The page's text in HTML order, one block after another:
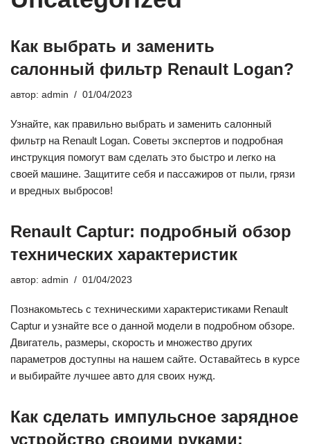
Как выбрать и заменить
салонный фильтр Renault Logan?
автор: admin 01/04/2023
Узнайте, как правильно выбрать и заменить салонный
фильтр на Renault Logan. Советы экспертов и подробная
инструкция помогут вам сделать это быстро и легко на
своей машине. Защитите себя и пассажиров от пыли, грязи
и вредных выбросов!
Renault Captur: подробный обзор
технических характеристик
автор: admin 01/04/2023
Познакомьтесь с техническими характеристиками Renault
Captur и узнайте все о данной модели в подробном обзоре.
Двигатель, размеры, скорость и множество других
параметров доступны на нашем сайте. Оставайтесь в курсе
и выбирайте лучшее авто для своих нужд.
Как сделать импульсное зарядное
устройство своими руками: